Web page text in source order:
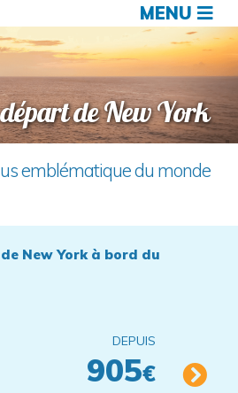
MENU
de New York
emblématique du monde
New York à bord du
DEPUIS
905€